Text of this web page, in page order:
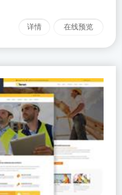
详情 在线预览